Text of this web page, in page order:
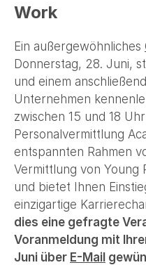
Work
Ein außergewöhnliches
Donnerstag, 28. Juni,
und einem
Unternehmen
zwischen 15 und 18
Personalvermittlung
entspannten Rahmen
Vermittlung von Young
und bietet Ihnen
einzigartige
dies eine gefragte
Voranmeldung mit
Juni über E-Mail